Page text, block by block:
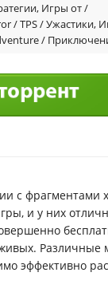
, Игры от /
/ TPS / Ужастики,
/
с фрагментами
и у них
Различные
эффективно